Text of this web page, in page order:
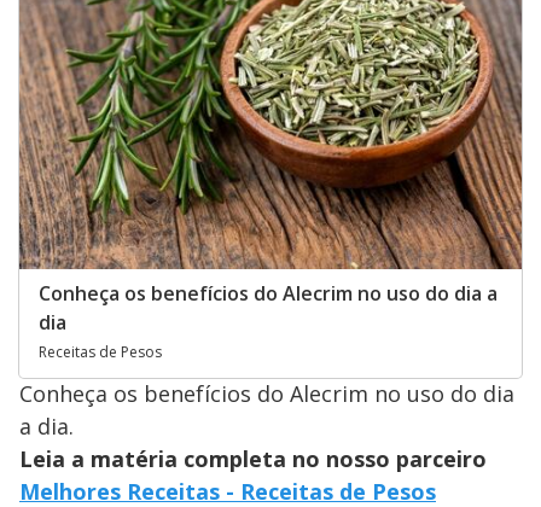
Conheça os benefícios do Alecrim no uso do dia a
dia
Receitas de Pesos
Conheça os benefícios do Alecrim no uso do dia
a dia.
Leia a matéria completa no nosso parceiro
Melhores Receitas - Receitas de Pesos